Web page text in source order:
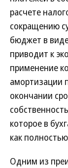
расчете
сокращению
бюджет в
приводит к
применение
амортизации
окончании
которое в
как
Одним из